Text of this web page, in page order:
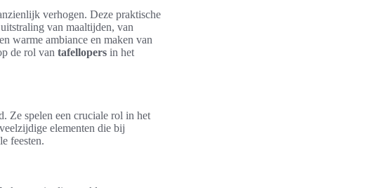
verhogen. Deze praktische
van maaltijden, van
warme ambiance en maken van
de rol van tafellopers in het
Ze spelen een cruciale rol in het
elementen die bij
feesten.